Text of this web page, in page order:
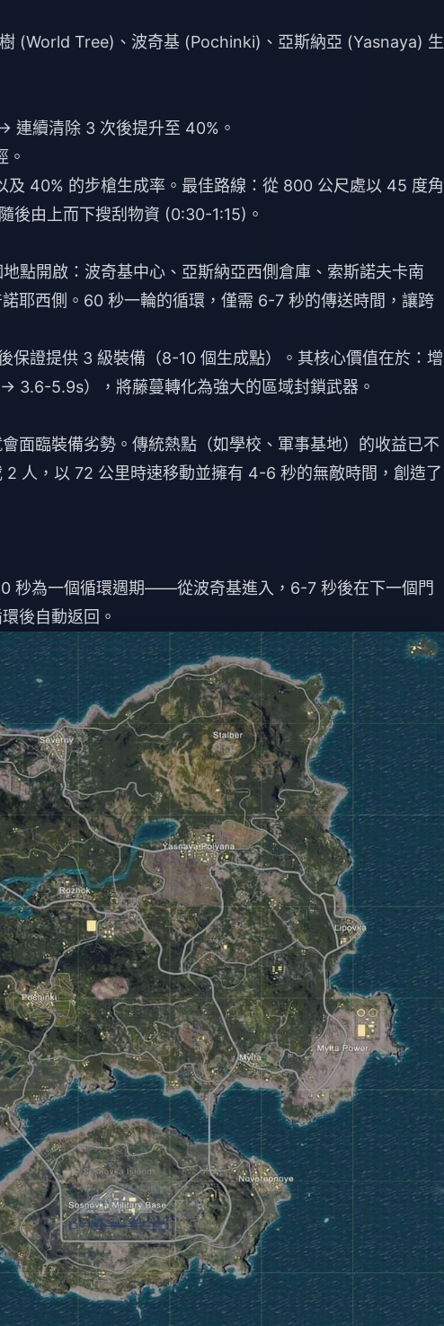
(World Tree)、波奇基 (Pochinki)、亞斯納亞 (Yasnaya) 生
連續清除 3 次後提升至 40%。
。
及 40% 的步槍生成率。最佳路線：從 800 公尺處以 45 度角
後由上而下搜刮物資 (0:30-1:15)。
點開啟：波奇基中心、亞斯納亞西側倉庫、索斯諾夫卡南
耶西側。60 秒一輪的循環，僅需 6-7 秒的傳送時間，讓跨
保證提供 3 級裝備（8-10 個生成點）。其核心價值在於：增
3.6-5.9s），將藤蔓轉化為強大的區域封鎖武器。
面臨裝備劣勢。傳統熱點（如學校、軍事基地）的收益已不
人，以 72 公里時速移動並擁有 4-6 秒的無敵時間，創造了
秒為一個循環週期——從波奇基進入，6-7 秒後在下一個門
後自動返回。